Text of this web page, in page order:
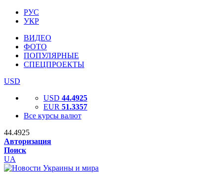
РУС
УКР
ВИДЕО
ФОТО
ПОПУЛЯРНЫЕ
СПЕЦПРОЕКТЫ
USD
USD 44.4925
EUR 51.3357
Все курсы валют
44.4925
Авторизация
Поиск
UA